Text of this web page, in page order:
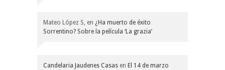
Mateo López S, en ¿Ha muerto de éxito
Sorrentino? Sobre la película ‘La grazia’
Candelaria Jaudenes Casas en El 14 de marzo